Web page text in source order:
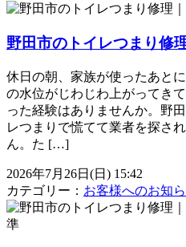
野田市のトイレつまり修
休日の朝、家族が使ったあと
の水位がじわじわ上がってき
った経験はありませんか。野
レつまりで慌てて業者を探さ
ん。た […]
2026年7月26日(日) 15:42
カテゴリー： お客様へのお知